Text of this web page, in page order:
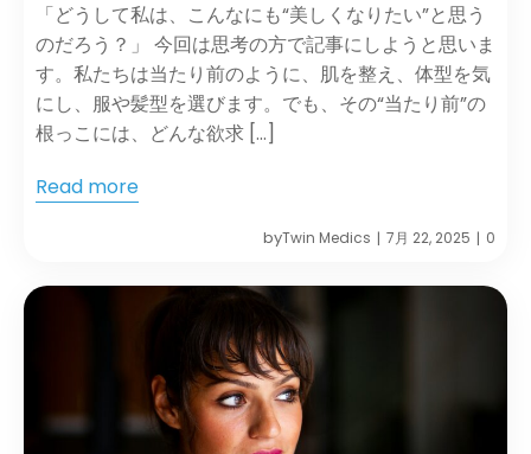
「どうして私は、こんなにも“美しくなりたい”と思う
のだろう？」 今回は思考の方で記事にしようと思いま
す。私たちは当たり前のように、肌を整え、体型を気
にし、服や髪型を選びます。でも、その“当たり前”の
根っこには、どんな欲求 […]
Read more
byTwin Medics | 7月 22, 2025 | 0